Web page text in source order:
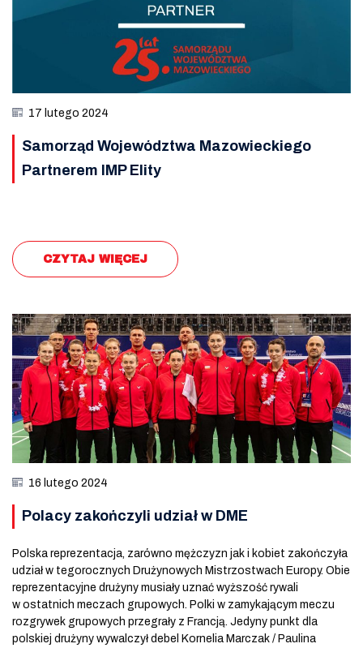
17 lutego 2024
Samorząd Województwa Mazowieckiego
Partnerem IMP Elity
CZYTAJ WIĘCEJ
16 lutego 2024
Polacy zakończyli udział w DME
Polska reprezentacja, zarówno mężczyzn jak i kobiet zakończyła
udział w tegorocznych Drużynowych Mistrzostwach Europy. Obie
reprezentacyjne drużyny musiały uznać wyższość rywali
w ostatnich meczach grupowych. Polki w zamykającym meczu
rozgrywek grupowych przegrały z Francją. Jedyny punkt dla
polskiej drużyny wywalczył debel Kornelia Marczak / Paulina